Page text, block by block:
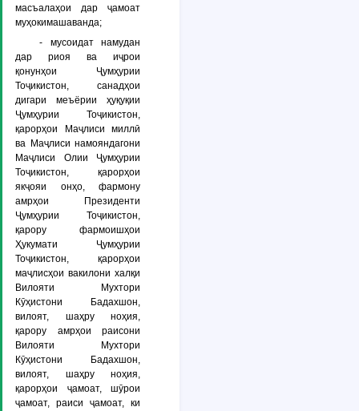
масъалаҳои дар ҷамоат
муҳокимашаванда;
- мусоидат намудан
дар риоя ва иҷрои
қонунҳои Ҷумҳурии
Тоҷикистон, санадҳои
дигари меъёрии ҳуқуқии
Ҷумҳурии Тоҷикистон,
қарорҳои Маҷлиси миллӣ
ва Маҷлиси намояндагони
Маҷлиси Олии Ҷумҳурии
Тоҷикистон, қарорҳои
якҷояи онҳо, фармону
амрҳои Президенти
Ҷумҳурии Тоҷикистон,
қарору фармоишҳои
Ҳукумати Ҷумҳурии
Тоҷикистон, қарорҳои
маҷлисҳои вакилони халқи
Вилояти Мухтори
Кӯҳистони Бадахшон,
вилоят, шаҳру ноҳия,
қарору амрҳои раисони
Вилояти Мухтори
Кӯҳистони Бадахшон,
вилоят, шаҳру ноҳия,
қарорҳои ҷамоат, шӯрои
ҷамоат, раиси ҷамоат, ки